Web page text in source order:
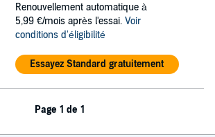
Renouvellement automatique à
5,99 €/mois après l'essai. Voir
conditions d'éligibilité
Essayez Standard gratuitement
Page 1 de 1